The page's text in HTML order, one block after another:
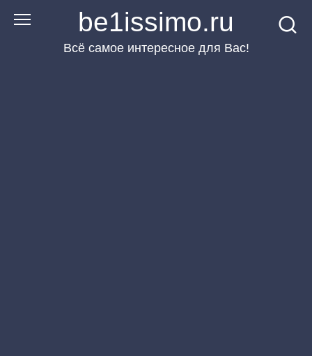
Перейти
be1issimo.ru
Всё самое интересное для Вас!